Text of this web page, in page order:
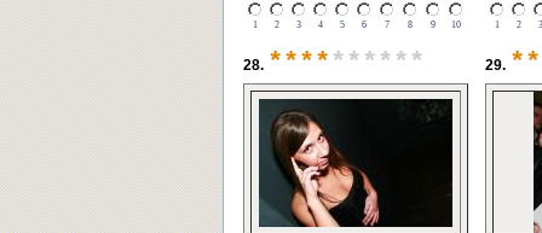
1 2 3 4 5 6 7 8 9 10 1 2 3
28. **** ****** 29.